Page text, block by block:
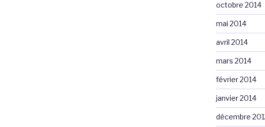
octobre 2014
mai 2014
avril 2014
mars 2014
février 2014
janvier 2014
décembre